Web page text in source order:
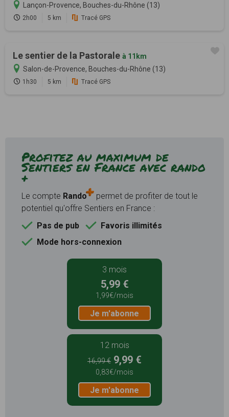
Lançon-Provence, Bouches-du-Rhône (13)
2h00 5 km Tracé GPS
Le sentier de la Pastorale à 11km
Salon-de-Provence, Bouches-du-Rhône (13)
1h30 5 km Tracé GPS
Profitez au maximum de
Sentiers en France avec rando
+
Le compte Rando
permet de profiter de tout le
potentiel qu'offre Sentiers en France :
Pas de pub
Favoris illimités
Mode hors-connexion
3 mois
5,99 €
1,99€/mois
Je m'abonne
12 mois
16,99 € 9,99 €
0,83€/mois
Je m'abonne